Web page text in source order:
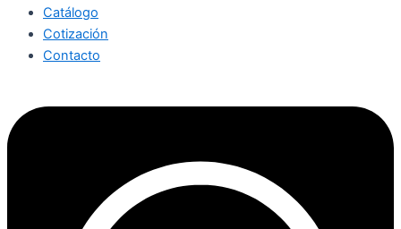
Catálogo
Cotización
Contacto